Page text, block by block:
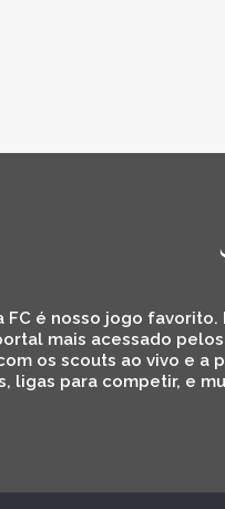
FC é nosso jogo
mais acessado
os scouts ao vivo e a
ligas para competir, e